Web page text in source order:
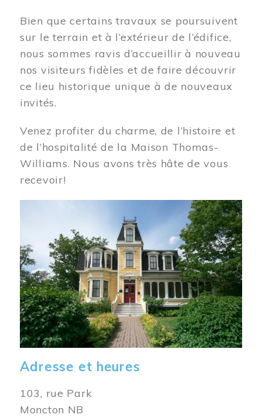
Bien que certains travaux se poursuivent
sur le terrain et à l’extérieur de l’édifice,
nous sommes ravis d’accueillir à nouveau
nos visiteurs fidèles et de faire découvrir
ce lieu historique unique à de nouveaux
invités.
Venez profiter du charme, de l’histoire et
de l’hospitalité de la Maison Thomas-
Williams. Nous avons très hâte de vous
recevoir!
Adresse et heures
103, rue Park
Moncton NB